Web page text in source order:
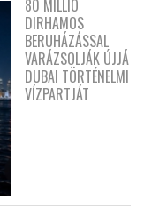
80 MILLIÓ
DIRHAMOS
BERUHÁZÁSSAL
VARÁZSOLJÁK ÚJJÁ
DUBAI TÖRTÉNELMI
VÍZPARTJÁT